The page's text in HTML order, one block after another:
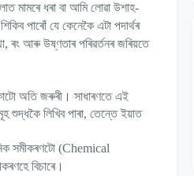
মামৰে ধৰা বা আমি লোৱা উশাহ-
পাৰোঁ যে কেনেকৈ এটা পদাৰ্থৰ
,ৰং আৰু উষ্ণতাৰ পৰিৱৰ্তনৰ জৰিয়তে
অতি জৰুৰী। সাধাৰণতে এই
শুদ্ধকৈ লিখিব পাৰা, তেন্তে ইয়াত
সমীকৰণটো (Chemical
বিচাৰে।